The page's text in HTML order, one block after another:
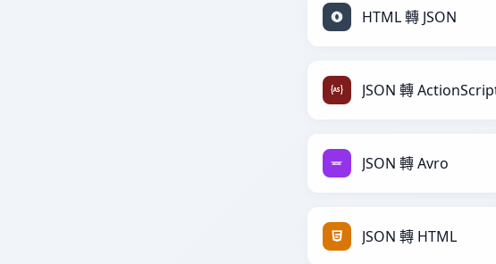
HTML 轉 JSON
JSON 轉
JSON 轉 Avro
JSON 轉 HTML